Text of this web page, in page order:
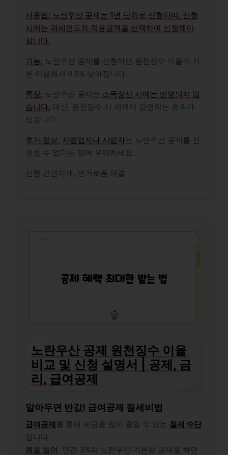
사용법: 노란우산 공제는 1년 단위로 신청하며, 신청
시에는 과세연도와 적용금액을 선택하여 신청해야
합니다.
기능: 노란우산 공제를 신청하면 원천징수 이율이 기
본 이율에서 0.5% 낮아집니다.
특징: 노란우산 공제는 소득정산 시에는 반영되지 않
습니다. 대신, 원천징수 시 세액이 감면되는 효과가
있습니다.
추가 정보: 자영업자나 사업자는 노란우산 공제를 신
청할 수 없다는 점에 유의하세요.
신청 간편하게, 번거로움 해결
노란우산 공제 원천징수 이율
비교 및 신청 설명서 | 공제, 금
리, 급여공제
알아두면 반값! 급여공제 절세비법
급여공제를 통해 세금을 많이 줄일 수 있는 절세 수단
입니다.
예를 들어
, 연간 3%의 노란우산 기본형 공제를 하면